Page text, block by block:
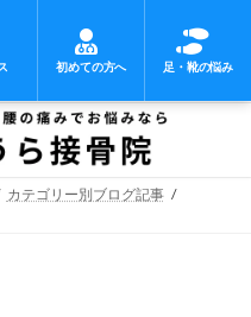
初めての方へ 足・靴の悩み
カテゴリー別ブログ記事